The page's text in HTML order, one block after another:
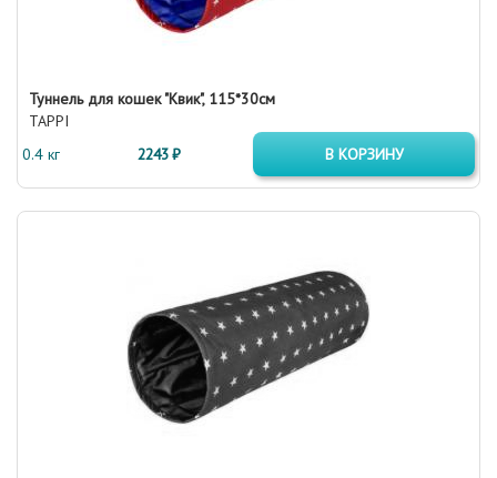
Туннель для кошек "Квик", 115*30см
TAPPI
0.4 кг
2243 ₽ В КОРЗИНУ